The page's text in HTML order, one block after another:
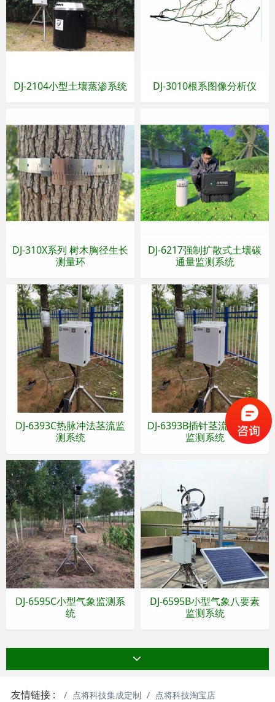
DJ-2104小型土壤蒸渗系统 DJ-3010根系图像分析仪
DJ-310X系列 树木胸径生长
测量环
DJ-6217强制扩散式土壤碳
通量监测系统
DJ-6393C热脉冲法茎流监
测系统
DJ-6393B插针茎流(TDP法)
监测系统
DJ-6595C小型气象监测系
统
DJ-6595B小型气象八要素
监测系统
友情链接 : 点将科技集成定制 点将科技淘宝店